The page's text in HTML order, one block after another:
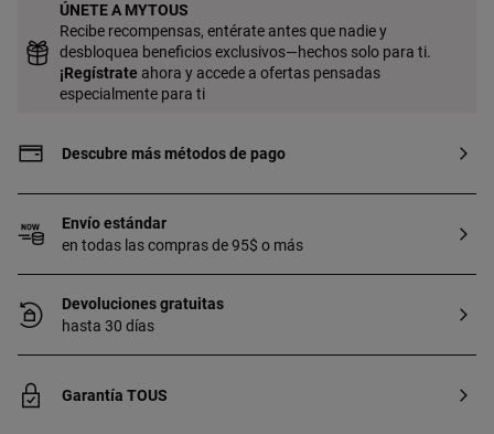
ÚNETE A MYTOUS
Recibe recompensas, entérate antes que nadie y
desbloquea beneficios exclusivos—hechos solo para ti.
¡Regístrate ahora y accede a ofertas pensadas
especialmente para ti
Descubre más métodos de pago
Envío estándar
en todas las compras de 95$ o más
Devoluciones gratuitas
hasta 30 días
Garantía TOUS